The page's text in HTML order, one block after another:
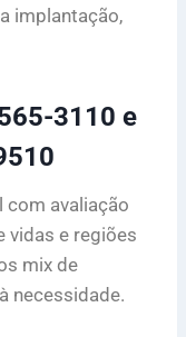
implantação,
3110 e
com avaliação
vidas e regiões
mix de
necessidade.